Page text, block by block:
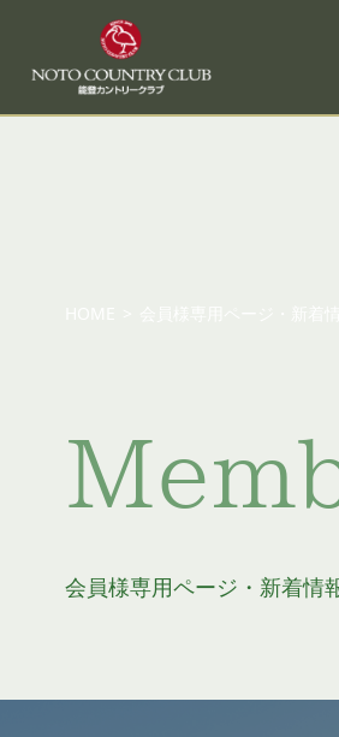
会員様専用ページ・新着情